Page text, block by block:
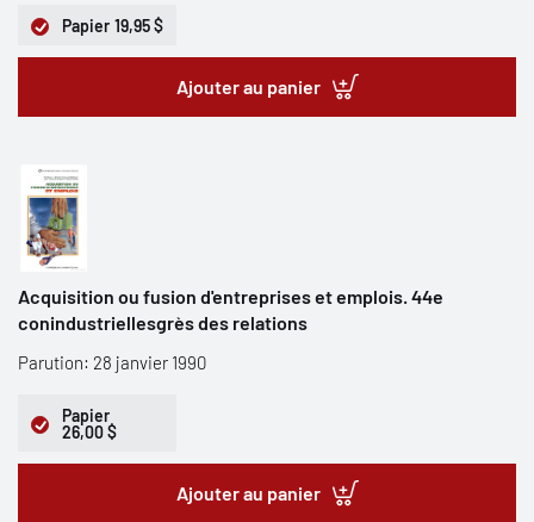
Papier 19,95 $
Ajouter au panier
Acquisition ou fusion d'entreprises et emplois. 44e
conindustriellesgrès des relations
Parution: 28 janvier 1990
Papier
26,00 $
Ajouter au panier